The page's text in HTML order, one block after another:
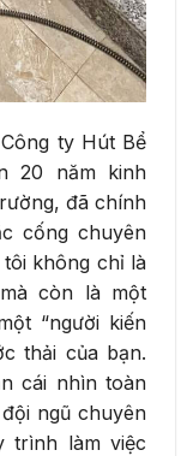
ty Hút Bể
20 năm kinh
đã chính
cống chuyên
không chỉ là
còn là một
“người kiến
thải của bạn.
cái nhìn toàn
ngũ chuyên
trình làm việc